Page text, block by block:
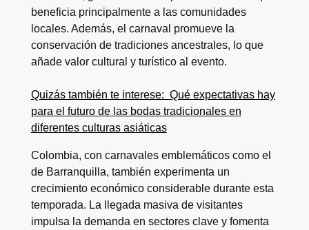
beneficia principalmente a las comunidades
locales. Además, el carnaval promueve la
conservación de tradiciones ancestrales, lo que
añade valor cultural y turístico al evento.
Quizás también te interese: Qué expectativas hay
para el futuro de las bodas tradicionales en
diferentes culturas asiáticas
Colombia, con carnavales emblemáticos como el
de Barranquilla, también experimenta un
crecimiento económico considerable durante esta
temporada. La llegada masiva de visitantes
impulsa la demanda en sectores clave y fomenta